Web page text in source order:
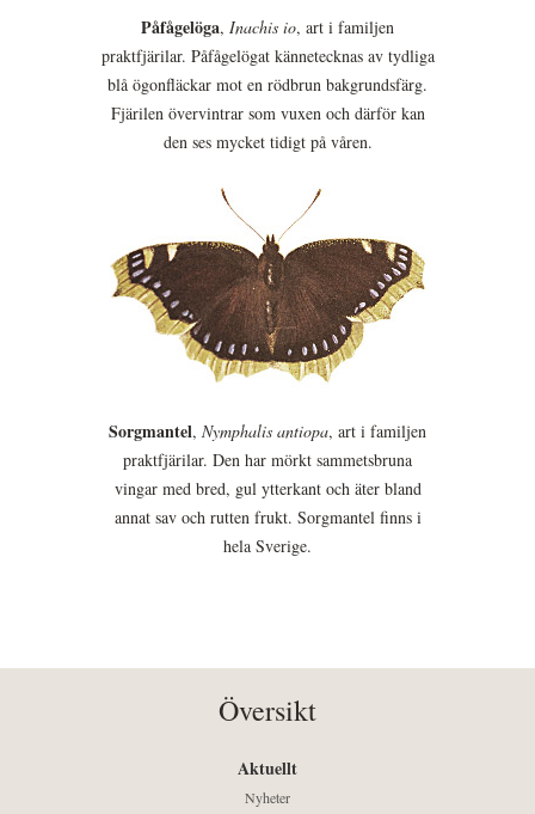
Påfågelöga, Inachis io, art i familjen
praktfjärilar. Påfågelögat kännetecknas av tydliga
blå ögonfläckar mot en rödbrun bakgrundsfärg.
Fjärilen övervintrar som vuxen och därför kan
den ses mycket tidigt på våren.
Sorgmantel, Nymphalis antiopa, art i familjen
praktfjärilar. Den har mörkt sammetsbruna
vingar med bred, gul ytterkant och äter bland
annat sav och rutten frukt. Sorgmantel finns i
hela Sverige.
Översikt
Aktuellt
Nyheter